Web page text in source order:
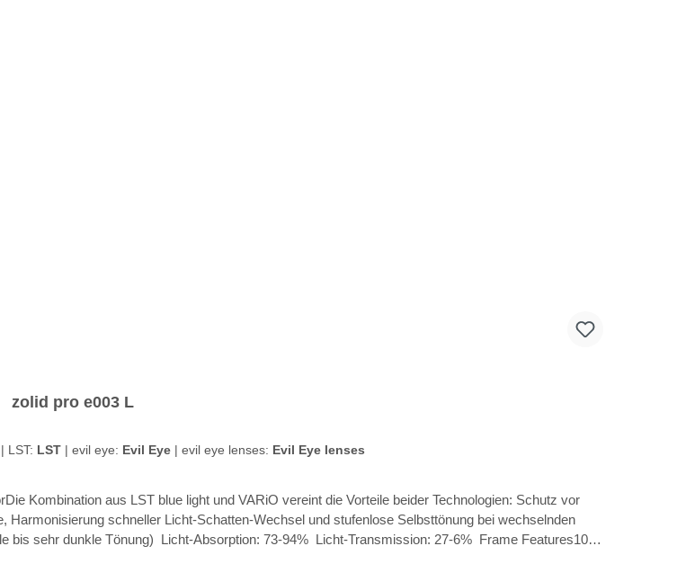
zolid pro e003 L
| LST: LST | evil eye: Evil Eye | evil eye lenses: Evil Eye lenses
Kombination aus LST blue light und VARiO vereint die Vorteile beider Technologien: Schutz vor
schneller Licht-Schatten-Wechsel und stufenlose Selbsttönung bei wechselnden
bis sehr dunkle Tönung) Licht-Absorption: 73-94% Licht-Transmission: 27-6% Frame Features10-